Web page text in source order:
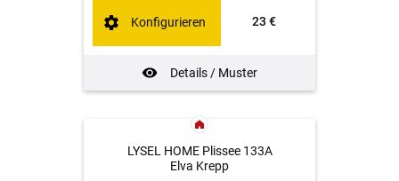
23 €
Details / Muster
Konfigurieren
LYSEL HOME Plissee 133A
Elva Krepp